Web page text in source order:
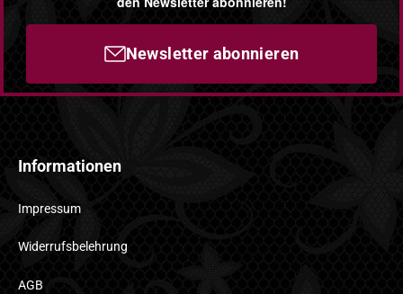
Newsletter abonnieren
Informationen
Impressum
Widerrufsbelehrung
AGB